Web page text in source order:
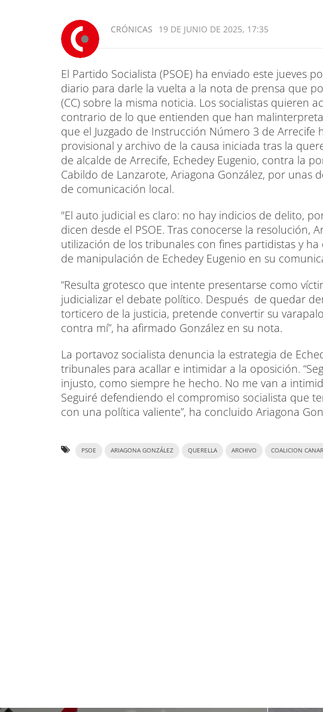
CRÓNICAS 19 DE JUNIO DE 2025, 17:35
El Partido Socialista (PSOE) ha enviado este jueves
diario para darle la vuelta a la nota de prensa que
(CC) sobre la misma noticia. Los socialistas quieren
contrario de lo que entienden que han
que el Juzgado de Instrucción Número 3 de
provisional y archivo de la causa iniciada tras la
de alcalde de Arrecife, Echedey Eugenio, contra la
Cabildo de Lanzarote, Ariagona González, por unas
de comunicación local.
"El auto judicial es claro: no hay indicios de delito,
dicen desde el PSOE. Tras conocerse la resolución,
utilización de los tribunales con fines partidistas y
de manipulación de Echedey Eugenio en su
“Resulta grotesco que intente presentarse como
judicializar el debate político. Después de quedar
torticero de la justicia, pretende convertir su
contra mí”, ha afirmado González en su nota.
La portavoz socialista denuncia la estrategia de
tribunales para acallar e intimidar a la oposición.
injusto, como siempre he hecho. No me van a
Seguiré defendiendo el compromiso socialista que
con una política valiente”, ha concluido Ariagona
PSOE ARIAGONA GONZÁLEZ QUERELLA ARCHIVO COALICION